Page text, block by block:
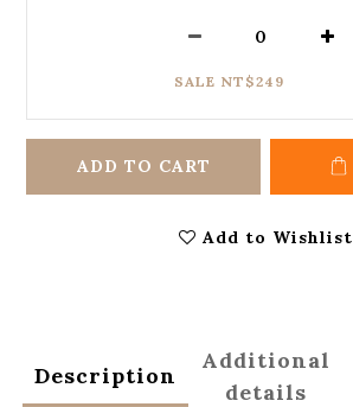
SALE NT$249
ADD TO CART
Add to Wishlist
Description
Additional
details